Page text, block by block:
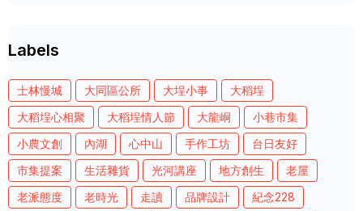
Labels
士林慢城 大同區公所 大埕小事
大稻埕
大稻埕心相聚
大稻埕情人節 大龍峒
小巷市集
小農文創
內湖 心中山 手作工坊
台日友好
市集提案
生活雜貨 光河講座 地方創生
老屋
老派態度
老時光 走讀 品牌設計
紀念228